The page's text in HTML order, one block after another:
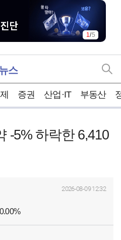
1/5
스
증권 산업·IT 부동산
-5% 하락한 6,410
2026-08-09 12:32
0.00%